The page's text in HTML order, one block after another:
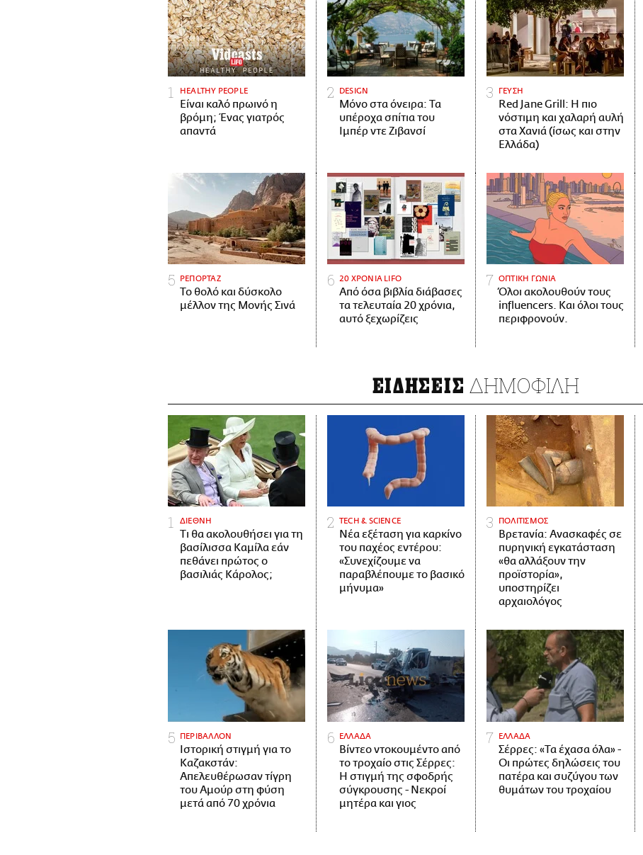
HEALTHY PEOPLE
Είναι καλό πρωινό η
βρόμη; Ένας γιατρός
απαντά
DESIGN
Μόνο στα όνειρα: Τα
υπέροχα σπίτια του
Ιμπέρ ντε Ζιβανσί
ΓΕΥΣΗ
Red Jane Grill: Η πιο
νόστιμη και χαλαρή αυλή
στα Χανιά (ίσως και στην
Ελλάδα)
ΡΕΠΟΡΤΑΖ
Το θολό και δύσκολο
μέλλον της Μονής Σινά
20 ΧΡΟΝΙΑ LIFO
Από όσα βιβλία διάβασες
τα τελευταία 20 χρόνια,
αυτό ξεχωρίζεις
ΟΠΤΙΚΗ ΓΩΝΙΑ
Όλοι ακολουθούν τους
influencers. Και όλοι τους
περιφρονούν.
ΕΙΔΗΣΕΙΣ ΔΗΜΟΦΙΛΗ
ΔΙΕΘΝΗ
Τι θα ακολουθήσει για τη
βασίλισσα Καμίλα εάν
πεθάνει πρώτος ο
βασιλιάς Κάρολος;
ΤECH & SCIENCE
Νέα εξέταση για καρκίνο
του παχέος εντέρου:
«Συνεχίζουμε να
παραβλέπουμε το βασικό
μήνυμα»
ΠΟΛΙΤΙΣΜΟΣ
Βρετανία: Ανασκαφές σε
πυρηνική εγκατάσταση
«θα αλλάξουν την
προϊστορία»,
υποστηρίζει
αρχαιολόγος
ΠΕΡΙΒΑΛΛΟΝ
Ιστορική στιγμή για το
Καζακστάν:
Απελευθέρωσαν τίγρη
του Αμούρ στη φύση
μετά από 70 χρόνια
ΕΛΛΑΔΑ
Βίντεο ντοκουμέντο από
το τροχαίο στις Σέρρες:
Η στιγμή της σφοδρής
σύγκρουσης - Νεκροί
μητέρα και γιος
ΕΛΛΑΔΑ
Σέρρες: «Τα έχασα όλα» -
Οι πρώτες δηλώσεις του
πατέρα και συζύγου των
θυμάτων του τροχαίου